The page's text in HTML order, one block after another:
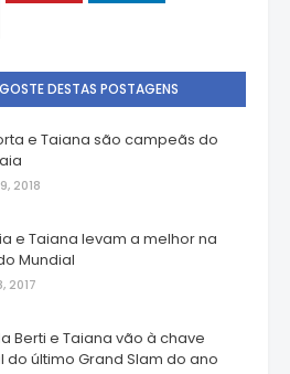
DESTAS POSTAGENS
e Taiana são campeãs do
2018
e Taiana levam a melhor na
Mundial
2017
Berti e Taiana vão à chave
do último Grand Slam do ano